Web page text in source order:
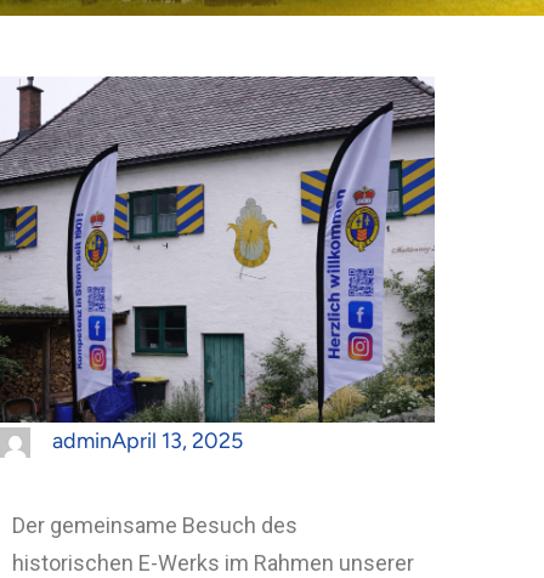
adminApril 13, 2025
Der gemeinsame Besuch des
historischen E-Werks im Rahmen unserer